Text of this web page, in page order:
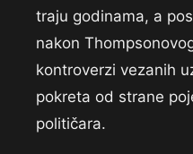
traju godinama, a
nakon
kontroverzi vezanih
pokreta od strane
političara.